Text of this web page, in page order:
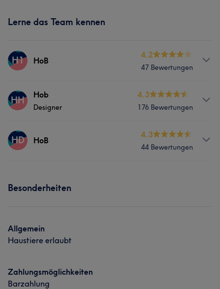
Lerne das Team kennen
H1 HoB
4.2
47 Bewertungen
Services
Was unsere Kunden über HoB sagen
HH Hob
Designer
4.3
176 Bewertungen
Services
Portfolio
HD HoB
4.3
44 Bewertungen
Besonderheiten
Allgemein
Haustiere erlaubt
Zahlungsmöglichkeiten
Barzahlung